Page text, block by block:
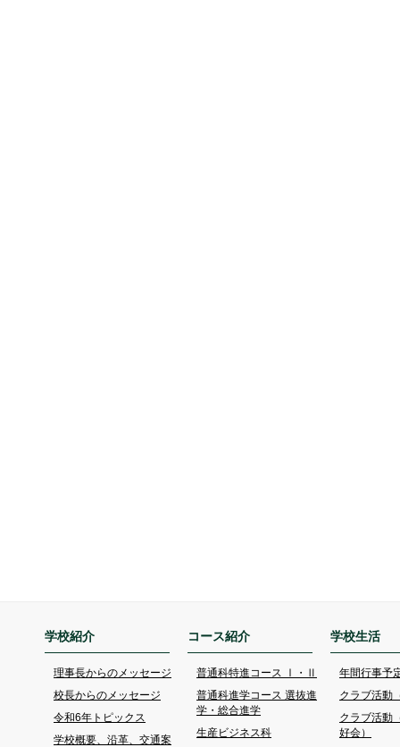
学校紹介
理事長からのメッセージ
校長からのメッセージ
令和6年トピックス
学校概要、沿革、交通案
コース紹介
普通科特進コース Ⅰ・Ⅱ
普通科進学コース 選抜進
学・総合進学
生産ビジネス科
学校生活
年間行事予
クラブ活動
クラブ活動
好会）